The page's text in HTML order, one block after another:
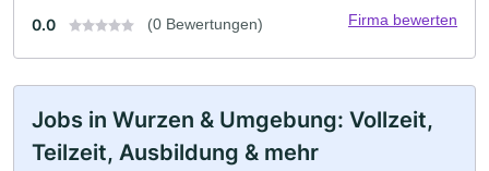
0.0 (0 Bewertungen) Firma bewerten
Jobs in Wurzen & Umgebung: Vollzeit,
Teilzeit, Ausbildung & mehr